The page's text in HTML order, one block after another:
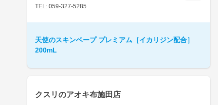
TEL: 059-327-5285
天使のスキンベープ プレミアム［イカリジン配合］
200mL
クスリのアオキ布施田店